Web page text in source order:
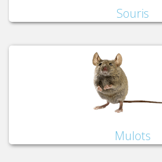
Souris
Mulots